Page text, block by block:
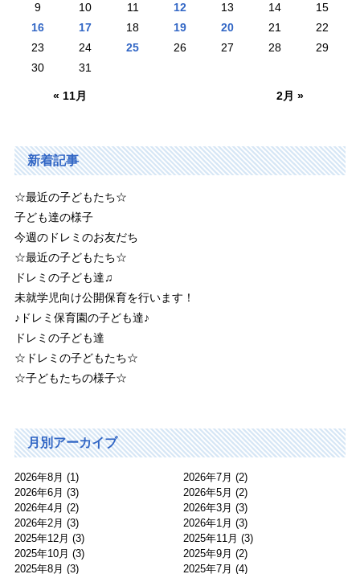
9
10 11 12 13 14
15
16
17 18 19 20 21
22
23
24 25 26 27 28
29
30
31
« 11月 2月 »
月別アーカイブ
2026年8月 (1) 2026年7月 (2)
2026年6月 (3) 2026年5月 (2)
2026年4月 (2) 2026年3月 (3)
2026年2月 (3) 2026年1月 (3)
2025年12月 (3) 2025年11月 (3)
2025年10月 (3) 2025年9月 (2)
2025年8月 (3) 2025年7月 (4)
新着記事
☆最近の子どもたち☆
子ども達の様子
今週のドレミのお友だち
☆最近の子どもたち☆
ドレミの子ども達♫
未就学児向け公開保育を行います！
♪ドレミ保育園の子ども達♪
ドレミの子ども達
☆ドレミの子どもたち☆
☆子どもたちの様子☆